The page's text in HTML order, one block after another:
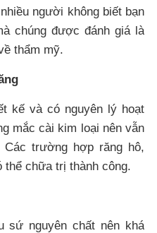
người không biết bạn
chúng được đánh giá là
thẩm mỹ.
kế và có nguyên lý hoạt
mắc cài kim loại nên vẫn
trường hợp răng hô,
chữa trị thành công.
sứ nguyên chất nên khá